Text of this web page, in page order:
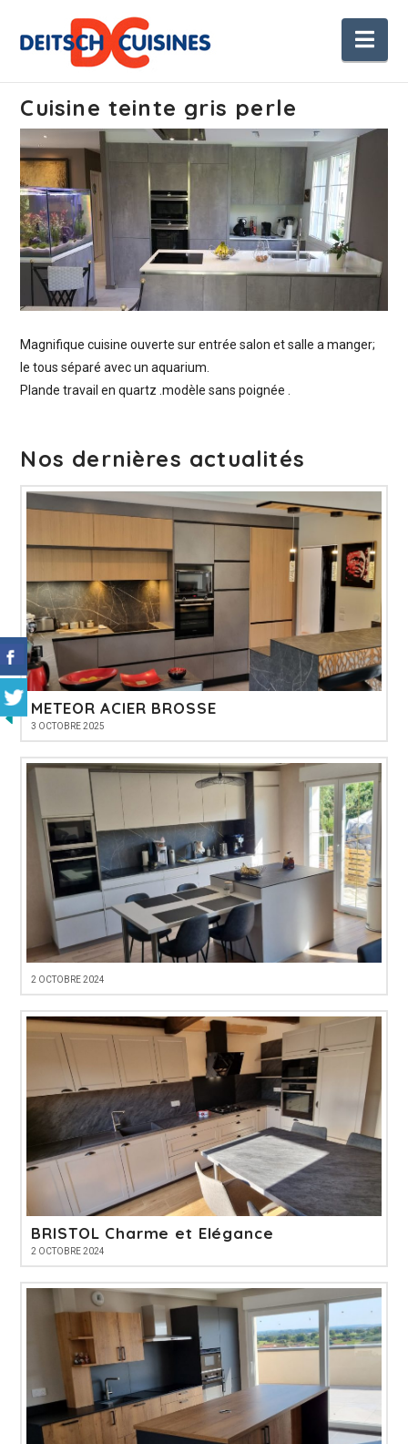
Cuisine teinte gris perle
Magnifique cuisine ouverte sur entrée salon et salle a manger;
le tous séparé avec un aquarium.
Plande travail en quartz .modèle sans poignée .
Nos dernières actualités
METEOR ACIER BROSSE
3 OCTOBRE 2025
2 OCTOBRE 2024
BRISTOL Charme et Elégance
2 OCTOBRE 2024